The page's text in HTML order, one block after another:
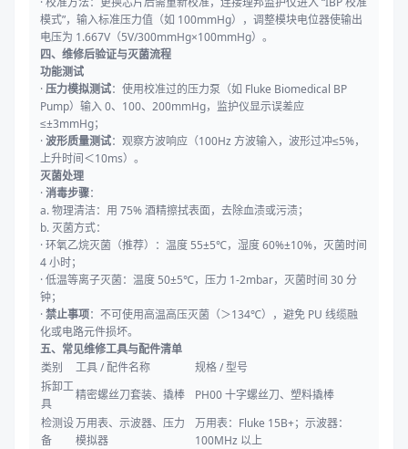
模式”，输入标准压力值（如 100mmHg），调整模块电位器使输出
电压为 1.667V（5V/300mmHg×100mmHg）。
四、维修后验证与灭菌流程
功能测试
·压力模拟测试：使用校准过的压力泵（如 Fluke Biomedical BP
Pump）输入 0、100、200mmHg，监护仪显示误差应
≤±3mmHg；
·波形质量测试：观察方波响应（100Hz 方波输入，波形过冲≤5%，
上升时间＜10ms）。
灭菌处理
·消毒步骤：
a. 物理清洁：用 75% 酒精擦拭表面，去除血渍或污渍；
b. 灭菌方式：
· 环氧乙烷灭菌（推荐）：温度 55±5℃，湿度 60%±10%，灭菌时间
4 小时；
· 低温等离子灭菌：温度 50±5℃，压力 1-2mbar，灭菌时间 30 分
钟；
·禁止事项：不可使用高温高压灭菌（＞134℃），避免 PU 线缆融
化或电路元件损坏。
五、常见维修工具与配件清单
类别
工具 / 配件名称
规格 / 型号
拆卸工
具
精密螺丝刀套装、撬棒
PH00 十字螺丝刀、塑料撬棒
检测设
备
万用表、示波器、压力
模拟器
万用表：Fluke 15B+；示波器：
100MHz 以上